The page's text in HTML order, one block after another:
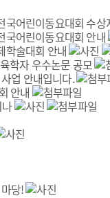
국어린이동요대회 수상
국어린이동요대회 안내
학술대회 안내
학자 우수논문 공모
업 안내입니다.
안내
당!